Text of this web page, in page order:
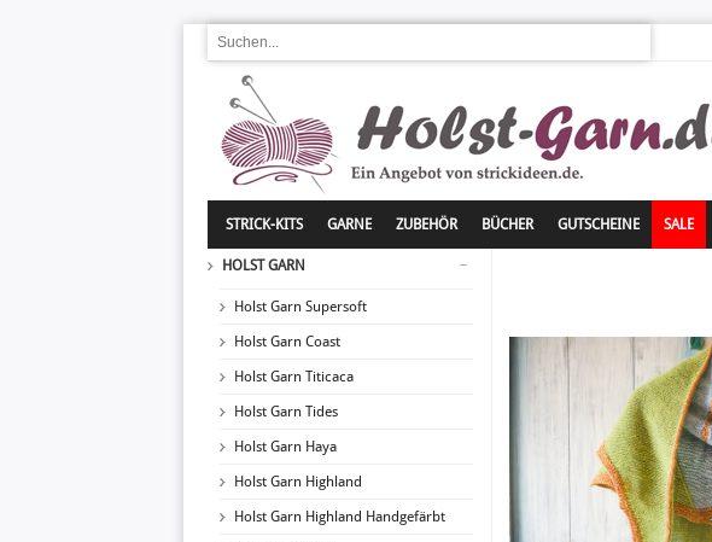
STRICK-KITS GARNE ZUBEHÖR BÜCHER GUTSCHEINE SALE
HOLST GARN
Holst Garn Supersoft
Holst Garn Coast
Holst Garn Titicaca
Holst Garn Tides
Holst Garn Haya
Holst Garn Highland
Holst Garn Highland Handgefärbt